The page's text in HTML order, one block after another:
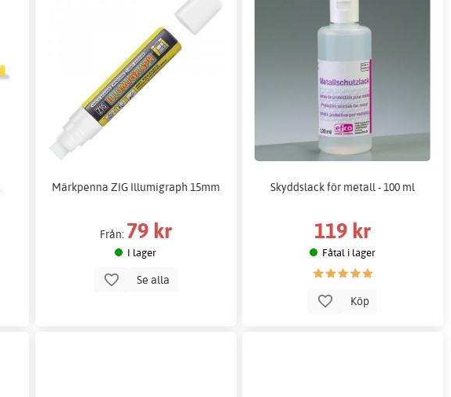
Märkpenna ZIG Illumigraph 15mm
Från: 79 kr
I lager
Se alla
Skyddslack för metall - 100 ml
119 kr
Fåtal i lager
Köp